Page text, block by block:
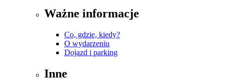
Ważne informacje
Co, gdzie, kiedy?
O wydarzeniu
Dojazd i parking
Inne